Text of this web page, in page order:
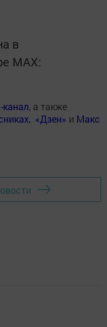
в
MАХ:
канал, а также
, «Дзен» и Макс